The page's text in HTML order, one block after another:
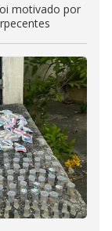
motivado por